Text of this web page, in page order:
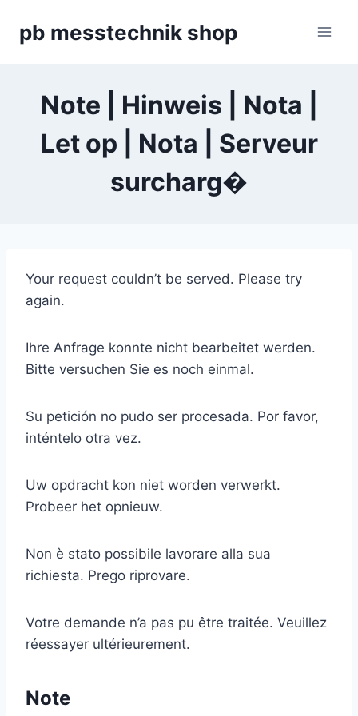
Inhaltpb messtechnik shop
Note | Hinweis | Nota |
Let op | Nota | Serveur
surcharg�
Your request couldn’t be served. Please try
again.
Ihre Anfrage konnte nicht bearbeitet werden.
Bitte versuchen Sie es noch einmal.
Su petición no pudo ser procesada. Por favor,
inténtelo otra vez.
Uw opdracht kon niet worden verwerkt.
Probeer het opnieuw.
Non è stato possibile lavorare alla sua
richiesta. Prego riprovare.
Votre demande n’a pas pu être traitée. Veuillez
réessayer ultérieurement.
Note